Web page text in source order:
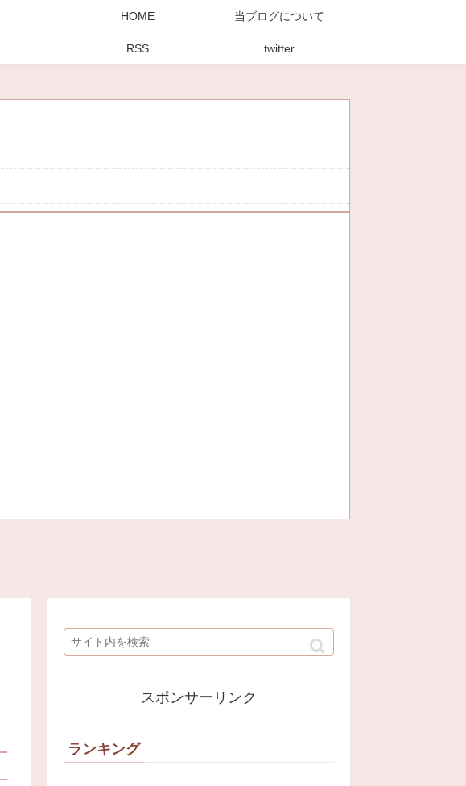
HOME 当ブログについて
RSS twitter
スポンサーリンク
ランキング